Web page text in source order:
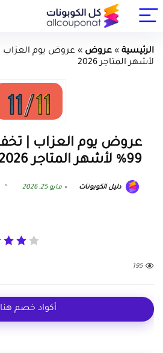
الرئيسية » عروض »
لأشهر المتاجر 2026
99% لأشهر المتاجر 2026
دليل الكوبونات مايو 25, 2026
195
أكواد خصم هنا